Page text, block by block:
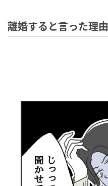
離婚すると言った理由